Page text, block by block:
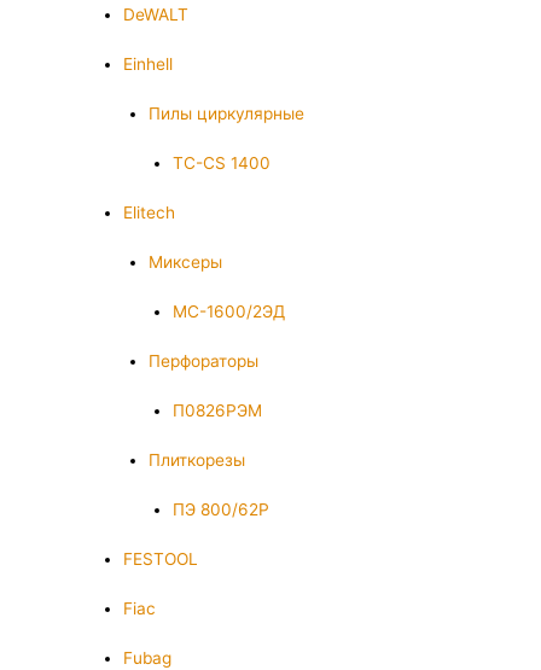
DeWALT
Einhell
Пилы циркулярные
TC-CS 1400
Elitech
Миксеры
МС-1600/2ЭД
Перфораторы
П0826РЭМ
Плиткорезы
ПЭ 800/62Р
FESTOOL
Fiac
Fubag